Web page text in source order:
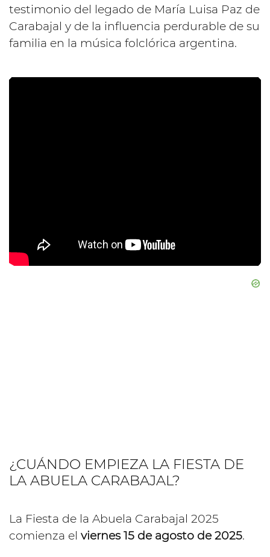
testimonio del legado de María Luisa Paz de
Carabajal y de la influencia perdurable de su
familia en la música folclórica argentina.
¿CUÁNDO EMPIEZA LA FIESTA DE
LA ABUELA CARABAJAL?
La Fiesta de la Abuela Carabajal 2025
comienza el viernes 15 de agosto de 2025.